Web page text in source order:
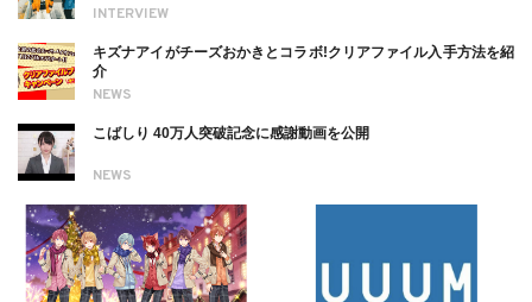
INTERVIEW
NEWS
キズナアイがチーズおかきとコラボ!クリアファイル入手方法を紹
介
NEWS
こばしり 40万人突破記念に感謝動画を公開